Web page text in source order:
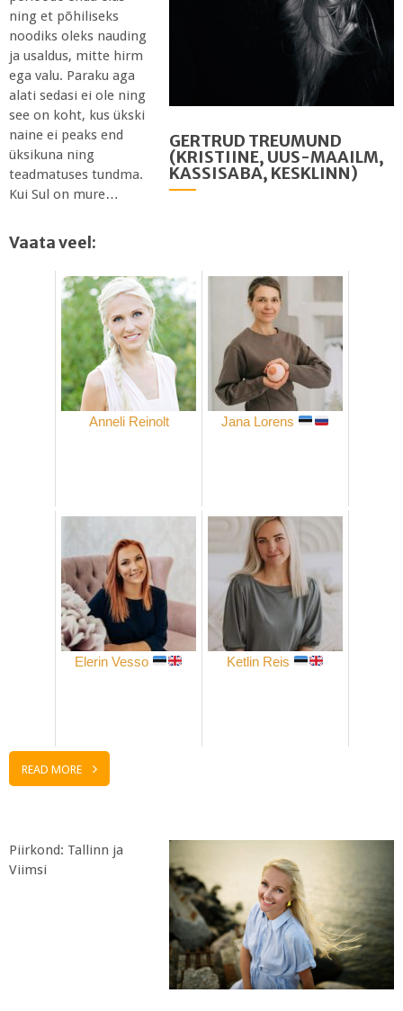
GERTRUD TREUMUND
(KRISTIINE, UUS-MAAILM,
KASSISABA, KESKLINN)
ning et põhiliseks
noodiks oleks nauding
ja usaldus, mitte hirm
ega valu. Paraku aga
alati sedasi ei ole ning
see on koht, kus ükski
naine ei peaks end
üksikuna ning
teadmatuses tundma.
Kui Sul on mure…
Vaata veel:
Anneli Reinolt Jana Lorens
Elerin Vesso Ketlin Reis
READ MORE
Piirkond: Tallinn ja
Viimsi